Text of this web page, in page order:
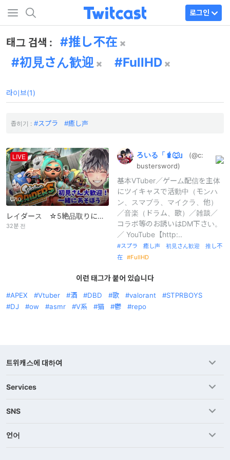
로그인
태그 검색 :
推し不在
初見さん歓迎
FullHD
라이브(1)
좁히기 : スプラ 癒し声
LIVE
10
レイダース ☆5絶品取りにいこう！！！
32분 전
ろいる「🧋🐺」
(@c:
bustersword)
基本VTuber／ゲーム配信を主体
にツイキャスで活動中（モンハ
ン、スマブラ、マイクラ、他）
／音楽（ドラム、歌）／雑談／
コラボ等のお誘いはDM下さい。
／ YouTube【http:..
スプラ 癒し声 初見さん歓迎 推し不
在
FullHD
이런 태그가 붙어 있습니다
APEX Vtuber 酒 DBD 歌 valorant
STPRBOYS
DJ
ow asmr V系 猫 鬱 repo
트위캐스에 대하여
Services
SNS
언어